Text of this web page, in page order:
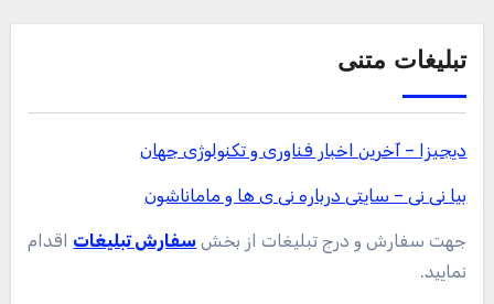
تبلیغات متنی
دیجیزا – آخرین اخبار فناوری و تکنولوژی جهان
بیا نی نی – سایتی درباره نی ی ها و ماماناشون
جهت سفارش و درج تبلیغات از بخش سفارش تبلیغات اقدام
نمایید.